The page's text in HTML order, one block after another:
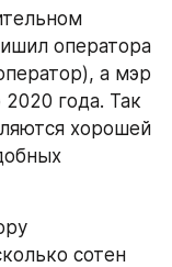
оператора
а мэр
года. Так
хорошей
сотен